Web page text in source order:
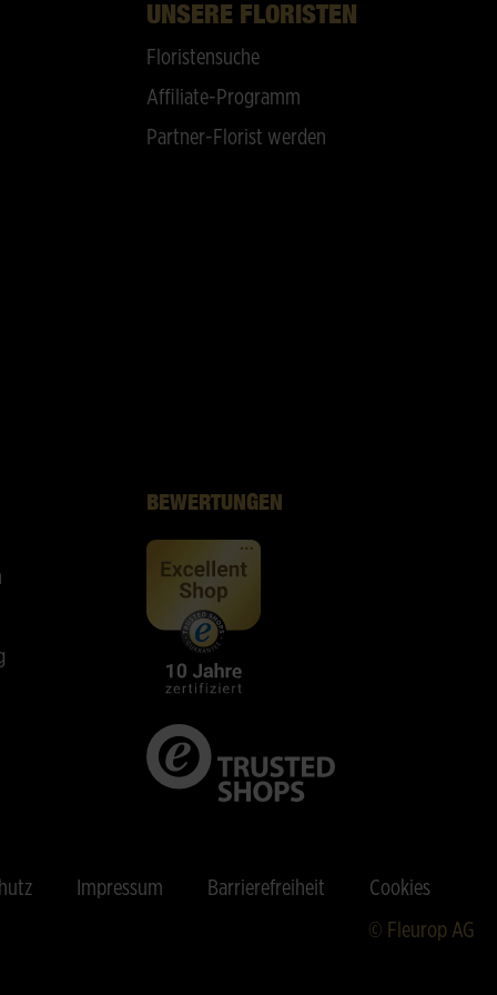
UNSERE FLORISTEN
Floristensuche
Affiliate-Programm
Partner-Florist werden
BEWERTUNGEN
Impressum Barrierefreiheit
Cookies
© Fleurop AG